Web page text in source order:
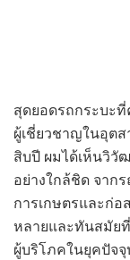
สุดยอดรถกระบะ
ผู้เชี่ยวชาญในอุต
สิบปี ผมได้เห็นวิวั
อย่างใกล้ชิด จาก
การเกษตรและก่
หลายและทันสมัย
ผู้บริโภคในยุคปัจ